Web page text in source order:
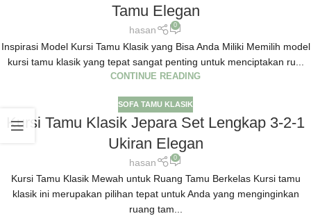
Tamu Elegan
hasan 0
Inspirasi Model Kursi Tamu Klasik yang Bisa Anda Miliki Memilih model
kursi tamu klasik yang tepat sangat penting untuk menciptakan ru...
CONTINUE READING
SOFA TAMU KLASIK
Kursi Tamu Klasik Jepara Set Lengkap 3-2-1
Ukiran Elegan
hasan 0
Kursi Tamu Klasik Mewah untuk Ruang Tamu Berkelas Kursi tamu
klasik ini merupakan pilihan tepat untuk Anda yang menginginkan
ruang tam...